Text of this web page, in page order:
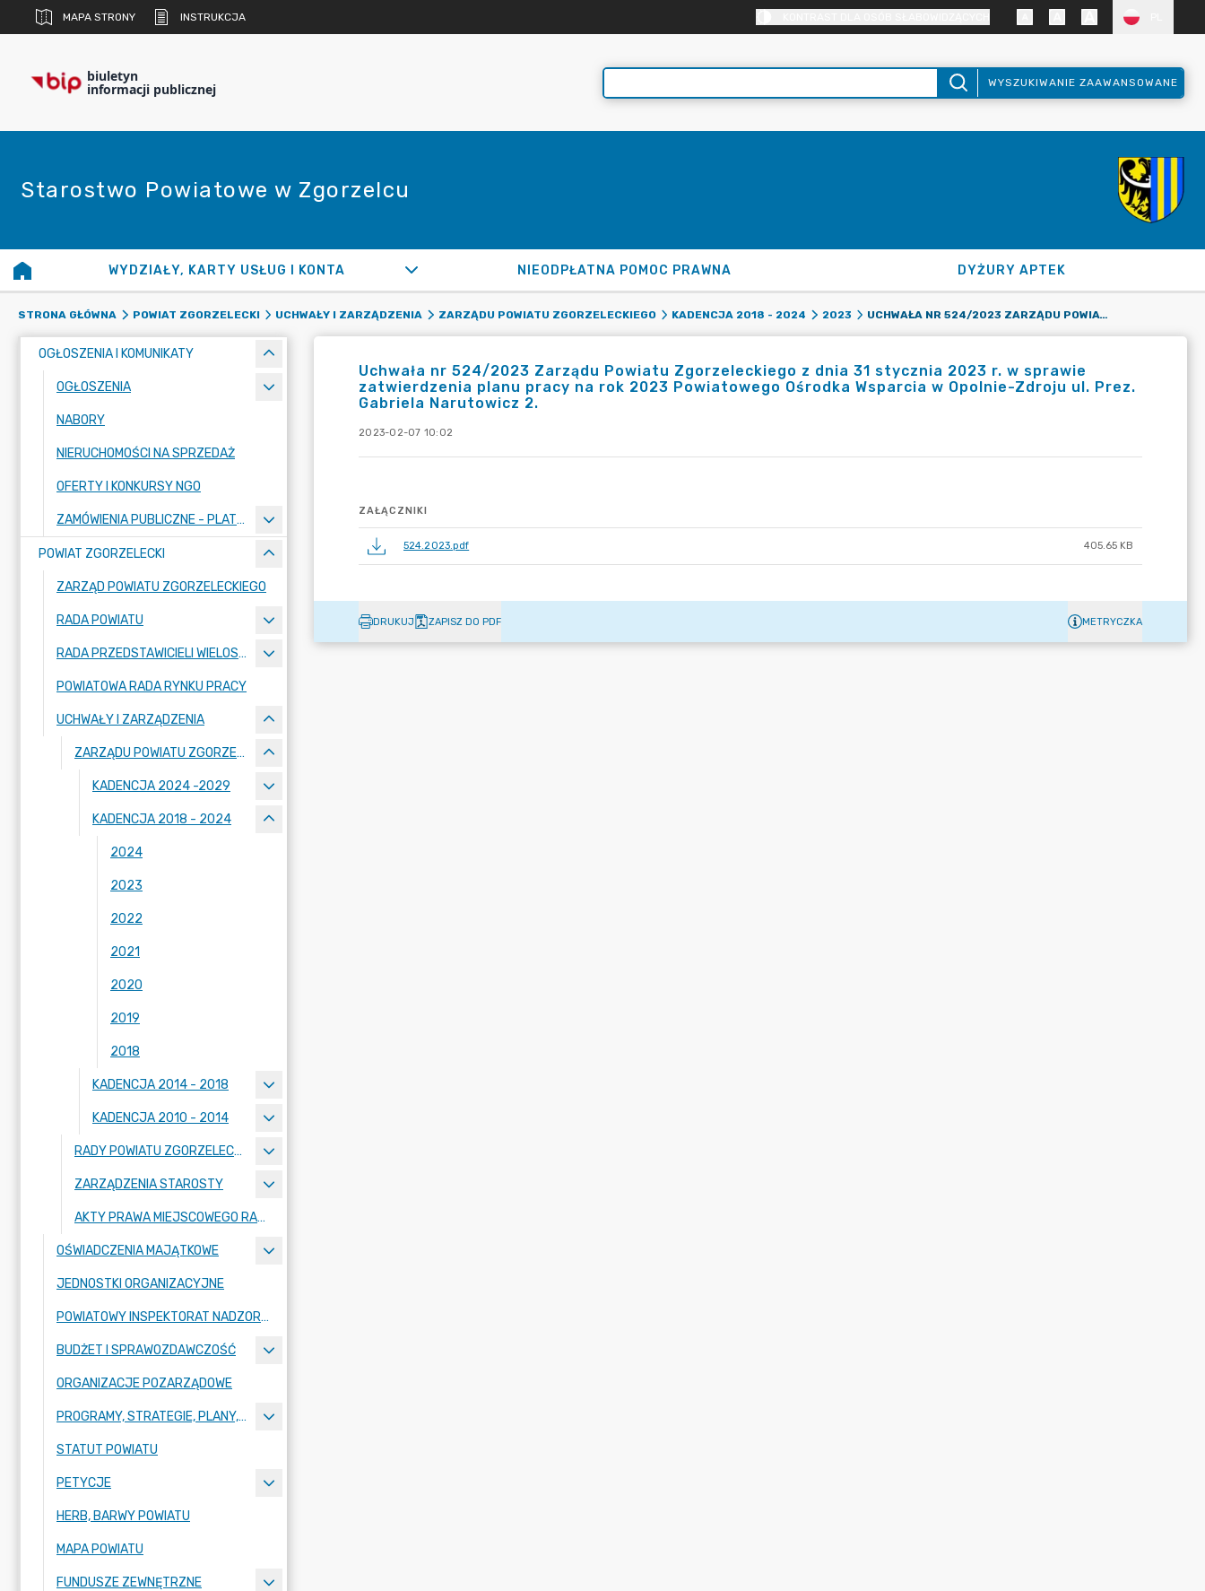
MAPA STRONY INSTRUKCJA
biuletyn
informacji publicznej WYSZUKIWANIE ZAAWANSOWANE
Starostwo Powiatowe w Zgorzelcu
WYDZIAŁY, KARTY USŁUG I KONTA NIEODPŁATNA POMOC PRAWNA DYŻURY APTEK
STRONA GŁÓWNA POWIAT ZGORZELECKI UCHWAŁY I ZARZĄDZENIA ZARZĄDU POWIATU ZGORZELECKIEGO KADENCJA 2018 - 2024 2023 UCHWAŁA NR 524/2023 ZARZĄDU POWIATU ZGORZELECKIEGO Z DNIA 31 STYCZNIA 2023 R. W SPRAWIE ZATWIERDZENIA PLANU PRACY NA ROK 2023 POWIATOWEGO OŚRODKA WSPARCIA W OPOLNIE-ZDROJU UL. PREZ. GABRIELA NARUTOWICZ 2.
OGŁOSZENIA I KOMUNIKATY
OGŁOSZENIA
NABORY
NIERUCHOMOŚCI NA SPRZEDAŻ
OFERTY I KONKURSY NGO
ZAMÓWIENIA PUBLICZNE - PLATFORMA ZAKUPOWA
POWIAT ZGORZELECKI
ZARZĄD POWIATU ZGORZELECKIEGO
RADA POWIATU
RADA PRZEDSTAWICIELI WIELOSPECJALISTYCZNEGO ZESPOŁU OPIEKI ZDROWOTNEJ "BOLESŁAWIEC-ZGORZELEC" SAMODZIELNEGO PUBLICZNEGO ZAKŁADU OPIEKI ZDROWOTNEJ
POWIATOWA RADA RYNKU PRACY
UCHWAŁY I ZARZĄDZENIA
ZARZĄDU POWIATU ZGORZELECKIEGO
KADENCJA 2024 -2029
KADENCJA 2018 - 2024
2024
2023
2022
2021
2020
2019
2018
KADENCJA 2014 - 2018
KADENCJA 2010 - 2014
RADY POWIATU ZGORZELECKIEGO
ZARZĄDZENIA STAROSTY
AKTY PRAWA MIEJSCOWEGO RADY POWIATU ZGORZELECKIEGO
OŚWIADCZENIA MAJĄTKOWE
JEDNOSTKI ORGANIZACYJNE
POWIATOWY INSPEKTORAT NADZORU BUDOWLANEGO
BUDŻET I SPRAWOZDAWCZOŚĆ
ORGANIZACJE POZARZĄDOWE
PROGRAMY, STRATEGIE, PLANY, RAPORTY
STATUT POWIATU
PETYCJE
HERB, BARWY POWIATU
MAPA POWIATU
FUNDUSZE ZEWNĘTRZNE
Uchwała nr 524/2023 Zarządu Powiatu Zgorzeleckiego z dnia 31 stycznia 2023 r. w sprawie
zatwierdzenia planu pracy na rok 2023 Powiatowego Ośrodka Wsparcia w Opolnie-Zdroju ul. Prez.
Gabriela Narutowicz 2.
2023-02-07 10:02
ZAŁĄCZNIKI
524.2023.pdf 405.65 KB
DRUKUJ ZAPISZ DO PDF METRYCZKA